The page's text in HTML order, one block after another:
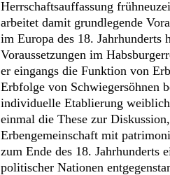
Herrschaftsauffassung
arbeitet damit grundlegende
im Europa des 18.
Voraussetzungen im
er eingangs die Funktion von
Erbfolge von Schwiegersöhnen
individuelle Etablierung
einmal die These zur
Erbengemeinschaft mit
zum Ende des 18. Jahrhunderts
politischer Nationen